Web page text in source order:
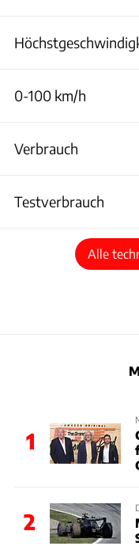
0-100 km/h
Verbrauch
Testverbrauch
Alle
1
2